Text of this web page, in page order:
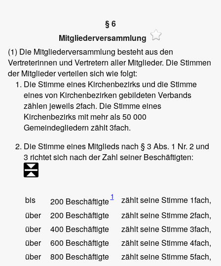
§ 6
Mitgliederversammlung
(1) Die Mitgliederversammlung besteht aus den
Vertreterinnen und Vertretern aller Mitglieder. Die Stimmen
der Mitglieder verteilen sich wie folgt:
Die Stimme eines Kirchenbezirks und die Stimme
eines von Kirchenbezirken gebildeten Verbands
zählen jeweils 2fach. Die Stimme eines
Kirchenbezirks mit mehr als 50 000
Gemeindegliedern zählt 3fach.
Die Stimme eines Mitglieds nach § 3 Abs. 1 Nr. 2 und
3 richtet sich nach der Zahl seiner Beschäftigten:
bis 200 Beschäftigte 1
zählt seine Stimme 1fach,
über
200 Beschäftigte
zählt seine Stimme 2fach,
über
400 Beschäftigte
zählt seine Stimme 3fach,
über
600 Beschäftigte
zählt seine Stimme 4fach,
über
800 Beschäftigte
zählt seine Stimme 5fach,